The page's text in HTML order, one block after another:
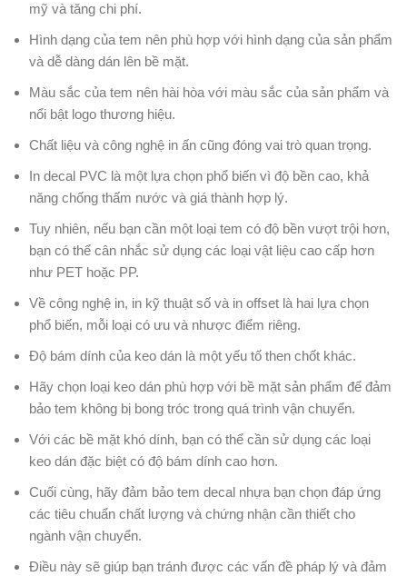
mỹ và tăng chi phí.
Hình dạng của tem nên phù hợp với hình dạng của sản phẩm
và dễ dàng dán lên bề mặt.
Màu sắc của tem nên hài hòa với màu sắc của sản phẩm và
nổi bật logo thương hiệu.
Chất liệu và công nghệ in ấn cũng đóng vai trò quan trọng.
In decal PVC là một lựa chọn phổ biến vì độ bền cao, khả
năng chống thấm nước và giá thành hợp lý.
Tuy nhiên, nếu bạn cần một loại tem có độ bền vượt trội hơn,
bạn có thể cân nhắc sử dụng các loại vật liệu cao cấp hơn
như PET hoặc PP.
Về công nghệ in, in kỹ thuật số và in offset là hai lựa chọn
phổ biến, mỗi loại có ưu và nhược điểm riêng.
Độ bám dính của keo dán là một yếu tố then chốt khác.
Hãy chọn loại keo dán phù hợp với bề mặt sản phẩm để đảm
bảo tem không bị bong tróc trong quá trình vận chuyển.
Với các bề mặt khó dính, bạn có thể cần sử dụng các loại
keo dán đặc biệt có độ bám dính cao hơn.
Cuối cùng, hãy đảm bảo tem decal nhựa bạn chọn đáp ứng
các tiêu chuẩn chất lượng và chứng nhận cần thiết cho
ngành vận chuyển.
Điều này sẽ giúp bạn tránh được các vấn đề pháp lý và đảm